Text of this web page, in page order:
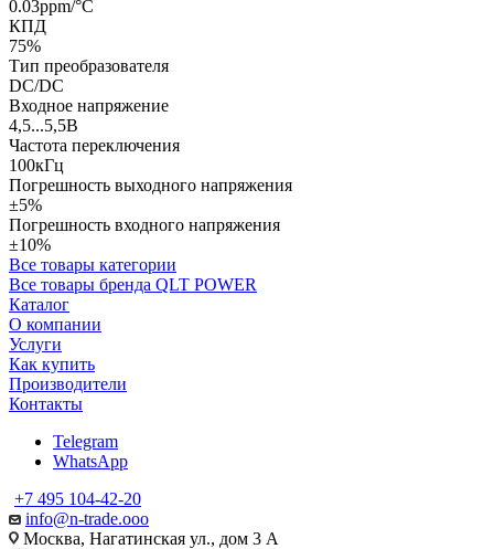
0.03ppm/°C
КПД
75%
Тип преобразователя
DC/DC
Входное напряжение
4,5...5,5В
Частота переключения
100кГц
Погрешность выходного напряжения
±5%
Погрешность входного напряжения
±10%
Все товары категории
Все товары бренда QLT POWER
Каталог
О компании
Услуги
Как купить
Производители
Контакты
Telegram
WhatsApp
+7 495 104-42-20
info@n-trade.ooo
Москва, Нагатинская ул., дом 3 А